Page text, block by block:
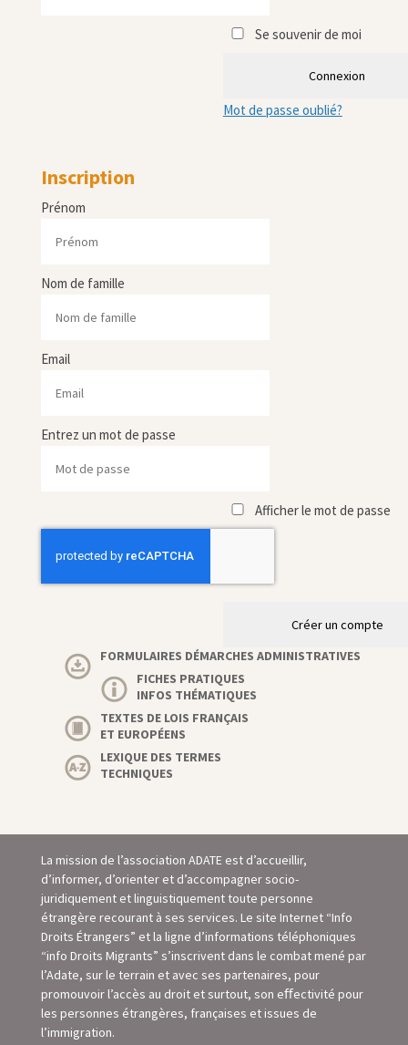
Se souvenir de moi
Connexion
Mot de passe oublié?
Inscription
Prénom
Nom de famille
Email
Entrez un mot de passe
Afficher le mot de passe
Créer un compte
FORMULAIRES DÉMARCHES ADMINISTRATIVES
FICHES PRATIQUES
INFOS THÉMATIQUES
TEXTES DE LOIS FRANÇAIS
ET EUROPÉENS
LEXIQUE DES TERMES
TECHNIQUES
La mission de l’association ADATE est d’accueillir,
d’informer, d’orienter et d’accompagner socio-
juridiquement et linguistiquement toute personne
étrangère recourant à ses services. Le site Internet “Info
Droits Étrangers” et la ligne d’informations téléphoniques
“info Droits Migrants” s’inscrivent dans le combat mené par
l’Adate, sur le terrain et avec ses partenaires, pour
promouvoir l’accès au droit et surtout, son eﬀectivité pour
les personnes étrangères, françaises et issues de
l’immigration.